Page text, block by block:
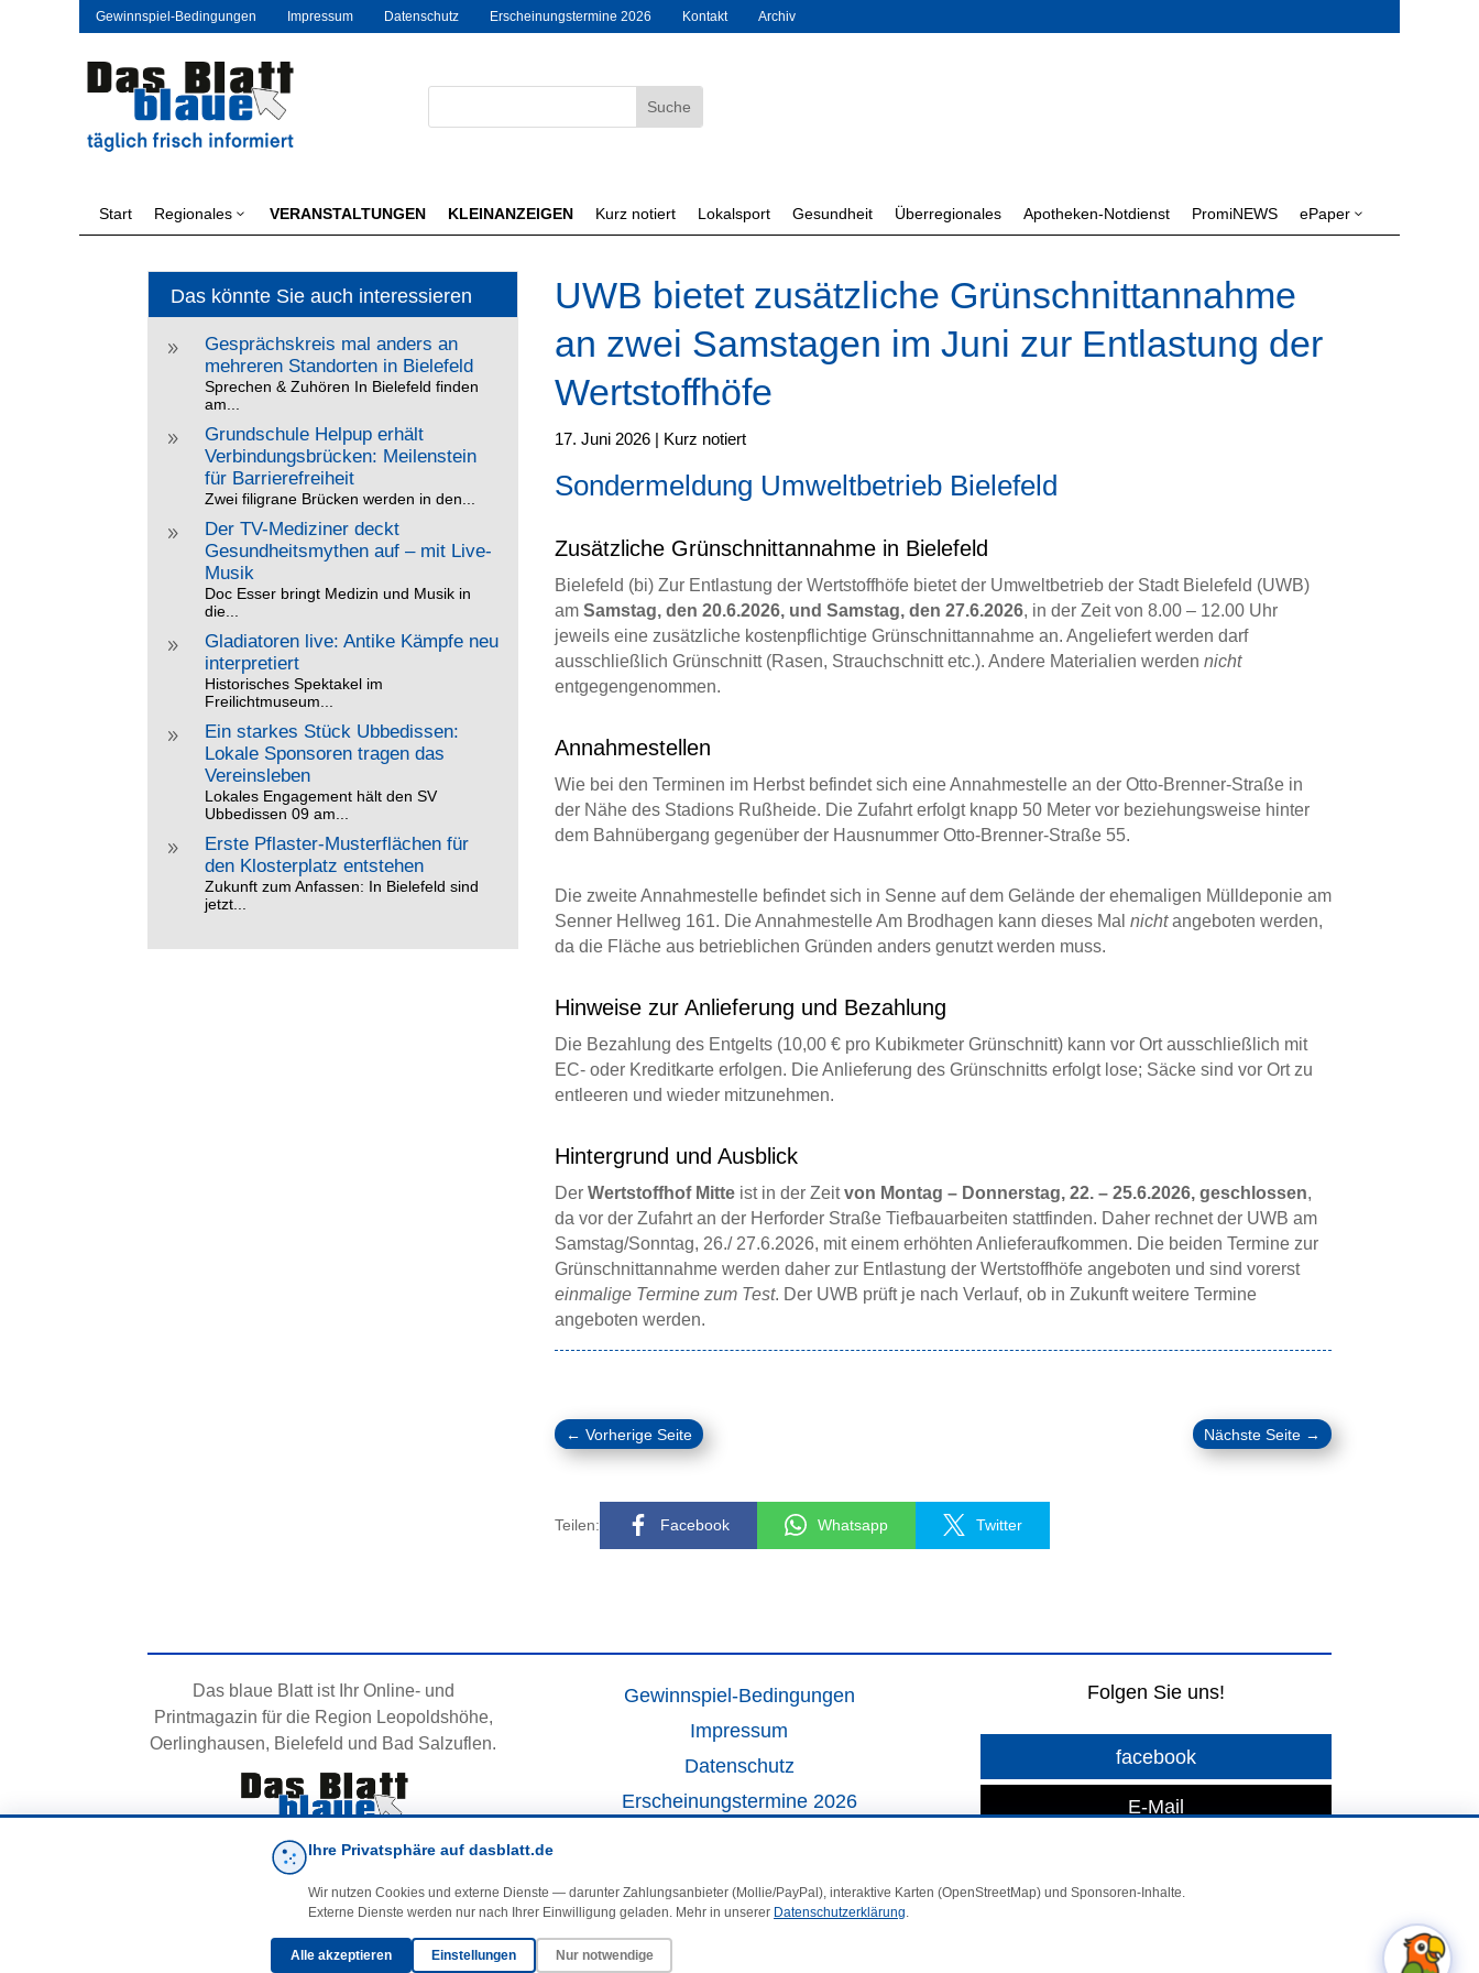
Gewinnspiel-Bedingungen Impressum Datenschutz Erscheinungstermine 2026 Kontakt Archiv
Start Regionales 3 VERANSTALTUNGEN KLEINANZEIGEN Kurz notiert Lokalsport Gesundheit Überregionales Apotheken-Notdienst PromiNEWS ePaper 3
Das könnte Sie auch interessieren
9
Gesprächskreis mal anders an
mehreren Standorten in Bielefeld
Sprechen & Zuhören In Bielefeld finden
am...
9
Grundschule Helpup erhält
Verbindungsbrücken: Meilenstein
für Barrierefreiheit
Zwei filigrane Brücken werden in den...
9
Der TV-Mediziner deckt
Gesundheitsmythen auf – mit Live-
Musik
Doc Esser bringt Medizin und Musik in
die...
9
Gladiatoren live: Antike Kämpfe neu
interpretiert
Historisches Spektakel im
Freilichtmuseum...
9
Ein starkes Stück Ubbedissen:
Lokale Sponsoren tragen das
Vereinsleben
Lokales Engagement hält den SV
Ubbedissen 09 am...
9
Erste Pflaster-Musterflächen für
den Klosterplatz entstehen
Zukunft zum Anfassen: In Bielefeld sind
jetzt...
UWB bietet zusätzliche Grünschnittannahme
an zwei Samstagen im Juni zur Entlastung der
Wertstoffhöfe
17. Juni 2026| Kurz notiert
Sondermeldung Umweltbetrieb Bielefeld
Zusätzliche Grünschnittannahme in Bielefeld
Bielefeld (bi) Zur Entlastung der Wertstoffhöfe bietet der Umweltbetrieb der Stadt Bielefeld (UWB)
am Samstag, den 20.6.2026, und Samstag, den 27.6.2026, in der Zeit von 8.00 – 12.00 Uhr
jeweils eine zusätzliche kostenpflichtige Grünschnittannahme an. Angeliefert werden darf
ausschließlich Grünschnitt (Rasen, Strauchschnitt etc.). Andere Materialien werden nicht
entgegengenommen.
Annahmestellen
Wie bei den Terminen im Herbst befindet sich eine Annahmestelle an der Otto-Brenner-Straße in
der Nähe des Stadions Rußheide. Die Zufahrt erfolgt knapp 50 Meter vor beziehungsweise hinter
dem Bahnübergang gegenüber der Hausnummer Otto-Brenner-Straße 55.
Die zweite Annahmestelle befindet sich in Senne auf dem Gelände der ehemaligen Mülldeponie am
Senner Hellweg 161. Die Annahmestelle Am Brodhagen kann dieses Mal nichtangeboten werden,
da die Fläche aus betrieblichen Gründen anders genutzt werden muss.
Hinweise zur Anlieferung und Bezahlung
Die Bezahlung des Entgelts (10,00 € pro Kubikmeter Grünschnitt) kann vor Ort ausschließlich mit
EC- oder Kreditkarte erfolgen. Die Anlieferung des Grünschnitts erfolgt lose; Säcke sind vor Ort zu
entleeren und wieder mitzunehmen.
Hintergrund und Ausblick
Der Wertstoffhof Mitteist in der Zeitvon Montag – Donnerstag, 22. – 25.6.2026, geschlossen,
da vor der Zufahrt an der Herforder Straße Tiefbauarbeiten stattfinden. Daher rechnet der UWB am
Samstag/Sonntag, 26./ 27.6.2026, mit einem erhöhten Anlieferaufkommen. Die beiden Termine zur
Grünschnittannahme werden daher zur Entlastung der Wertstoffhöfe angeboten und sind vorerst
einmalige Termine zum Test. Der UWB prüft je nach Verlauf, ob in Zukunft weitere Termine
angeboten werden.
← Vorherige Seite Nächste Seite→
Teilen: Facebook Whatsapp Twitter
Das blaue Blatt ist Ihr Online- und
Printmagazin für die Region Leopoldshöhe,
Oerlinghausen, Bielefeld und Bad Salzuflen.
Gewinnspiel-Bedingungen
Impressum
Datenschutz
Erscheinungstermine 2026
Kleinanzeigen
·Cookie-Einstellungen
Folgen Sie uns!
facebook
E-Mail
Ihre Privatsphäre auf dasblatt.de
Wir nutzen Cookies und externe Dienste — darunter Zahlungsanbieter (Mollie/PayPal), interaktive Karten (OpenStreetMap) und Sponsoren-Inhalte.
Externe Dienste werden nur nach Ihrer Einwilligung geladen. Mehr in unserer Datenschutzerklärung.
Alle akzeptieren Einstellungen Nur notwendige